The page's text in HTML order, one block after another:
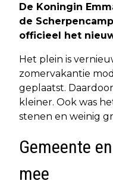
De Koningin
de
officieel het
Het plein is
zomervakantie
geplaatst.
kleiner. Ook was
stenen en weinig
Gemeente
mee